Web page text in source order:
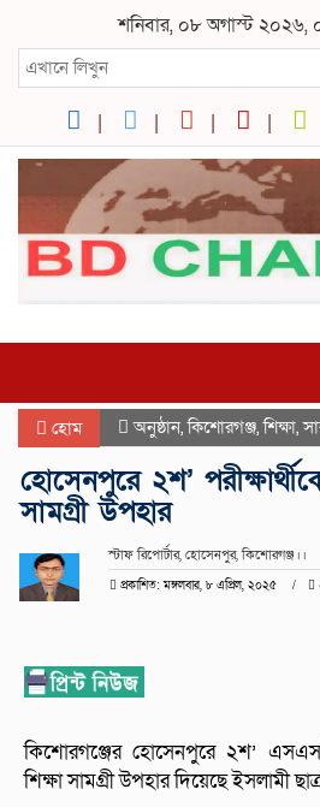
শনিবার, ০৮ অগাস্ট ২০২৬,
হোম অনুষ্ঠান,কিশোরগঞ্জ,শিক্ষা,
হোসেনপুরে ২শ’
সামগ্রী উপহার
স্টাফ রিপোর্টার, হোসেনপুর, কিশোরগঞ্জ।।
প্রকাশিত: মঙ্গলবার, ৮ এপ্রিল, ২০২৫
কিশোরগঞ্জের হোসেনপুরে ২শ’
শিক্ষা সামগ্রী উপহার দিয়েছে ইসলামী